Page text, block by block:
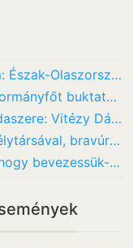
Karnyújtásra a Paradicsom: Észak-Olaszország ékszerdoboza a Garda-tó, amit neked is látnod…
Zelenszkij újabb európai kormányfőt buktathat meg: össztűz alatt Giorgia Meloni a jövő évi…
Működik Lázár János csodaszere: Vitézy Dávid szerint a sínfestés hatásos megoldás a hőség…
Ezúttal sem bírt olasz vetélytársával, bravúros Eb-ezüstöt nyert Mihályvári-Farkas…
Népszavazás indult arról, hogy bevezessük-e az átlagsebesség-mérést